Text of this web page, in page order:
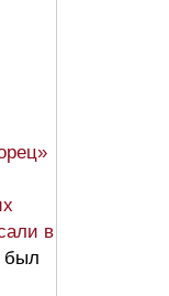
в
был